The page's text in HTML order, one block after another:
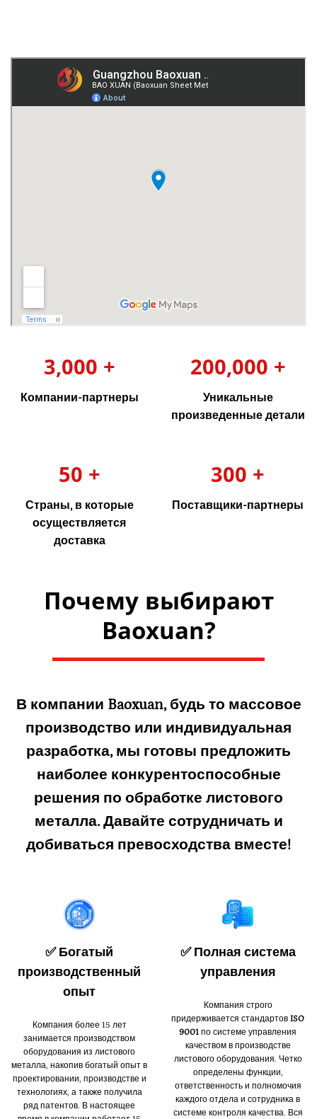
3,000 +
Компании-партнеры
200,000 +
Уникальные
произведенные детали
50 +
Страны, в которые
осуществляется
доставка
300 +
Поставщики-партнеры
Почему выбирают
Baoxuan?
В компании Baoxuan, будь то массовое
производство или индивидуальная
разработка, мы готовы предложить
наиболее конкурентоспособные
решения по обработке листового
металла. Давайте сотрудничать и
добиваться превосходства вместе!
✅ Богатый
производственный
опыт
Компания более 15 лет
занимается производством
оборудования из листового
металла, накопив богатый опыт в
проектировании, производстве и
технологиях, а также получила
ряд патентов. В настоящее
✅ Полная система
управления
Компания строго
придерживается стандартов ISO
9001 по системе управления
качеством в производстве
листового оборудования. Четко
определены функции,
ответственность и полномочия
каждого отдела и сотрудника в
системе контроля качества. Вся